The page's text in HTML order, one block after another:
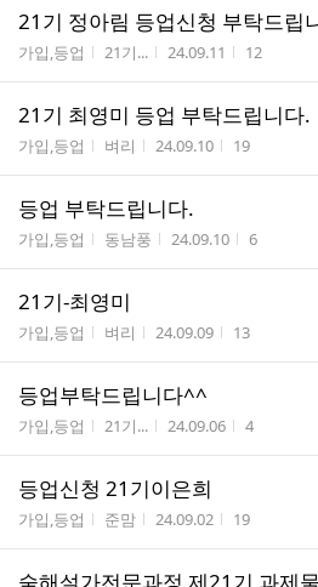
21기 정아림 등업신청 부탁드립
게시판명
가입,등업 작성자
21기... 작성시간
24.09.11 조회수
12
21기 최영미 등업 부탁드립니다.
게시판명
가입,등업 작성자
벼리 작성시간
24.09.10 조회수
19
등업 부탁드립니다.
게시판명
가입,등업 작성자
동남풍 작성시간
24.09.10 조회수
6
21기-최영미
게시판명
가입,등업 작성자
벼리 작성시간
24.09.09 조회수
13
등업부탁드립니다^^
게시판명
가입,등업 작성자
21기... 작성시간
24.09.06 조회수
4
등업신청 21기이은희
게시판명
가입,등업 작성자
준맘 작성시간
24.09.02 조회수
19